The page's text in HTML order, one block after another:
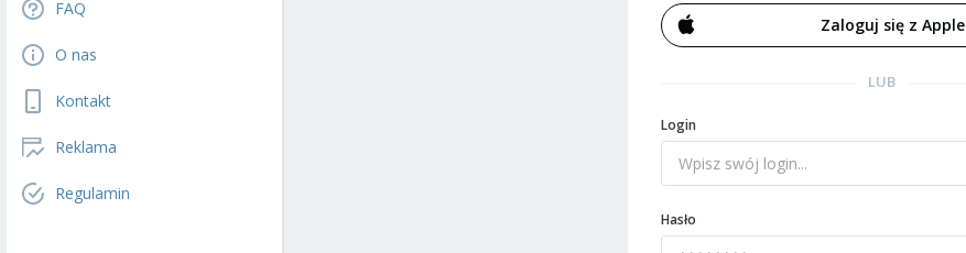
FAQ
O nas
Kontakt
Reklama
Regulamin
Zaloguj się z Apple
LUB
Login
Hasło